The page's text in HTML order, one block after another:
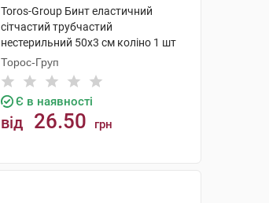
Toros-Group Бинт еластичний
сітчастий трубчастий
нестерильний 50х3 см коліно 1 шт
Торос-Груп
Є в наявності
від 26.50 грн